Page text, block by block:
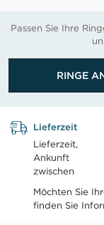
Passen Sie Ihre
RINGE
Lieferzeit
Lieferzeit,
Ankunft
zwischen
Möchten Sie
finden Sie